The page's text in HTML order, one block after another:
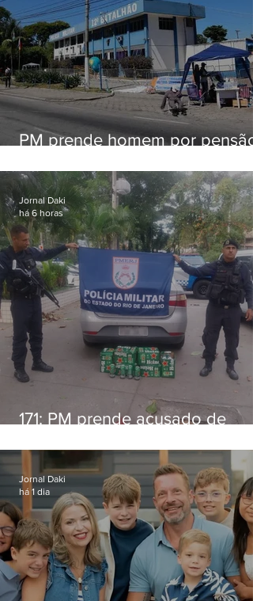
PM prende homem por pensão
171: PM prende acusado de
Niterói
Jornal Daki
há 6 horas
Jornal Daki
há 1 dia